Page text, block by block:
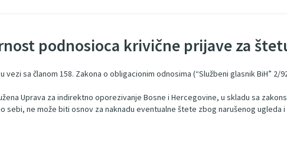
podnosioca krivične prijave za
vezi sa članom 158. Zakona o obligacionim odnosima (“Službeni glasnik BiH” 2/
Uprava za indirektno oporezivanje Bosne i Hercegovine, u skladu sa
sebi, ne može biti osnov za naknadu eventualne štete zbog narušenog ugleda